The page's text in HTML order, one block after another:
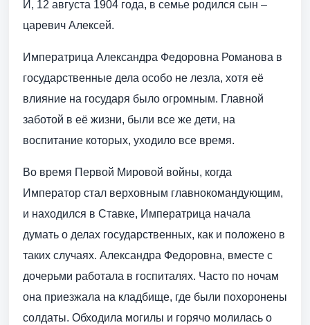
И, 12 августа 1904 года, в семье родился сын –
царевич Алексей.
Императрица Александра Федоровна Романова в
государственные дела особо не лезла, хотя её
влияние на государя было огромным. Главной
заботой в её жизни, были все же дети, на
воспитание которых, уходило все время.
Во время Первой Мировой войны, когда
Император стал верховным главнокомандующим,
и находился в Ставке, Императрица начала
думать о делах государственных, как и положено в
таких случаях. Александра Федоровна, вместе с
дочерьми работала в госпиталях. Часто по ночам
она приезжала на кладбище, где были похоронены
солдаты. Обходила могилы и горячо молилась о